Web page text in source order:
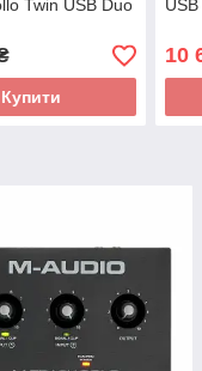
Twin USB Duo
Купити
10